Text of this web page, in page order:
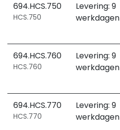
694.HCS.750
HCS.750
Levering: 9
werkdagen
694.HCS.760
HCS.760
Levering: 9
werkdagen
694.HCS.770
HCS.770
Levering: 9
werkdagen